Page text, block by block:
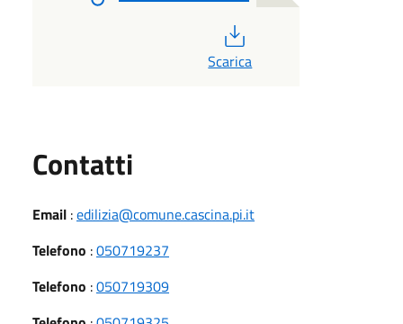
Scarica
Contatti
Email :edilizia@comune.cascina.pi.it
Telefono :050719237
Telefono :050719309